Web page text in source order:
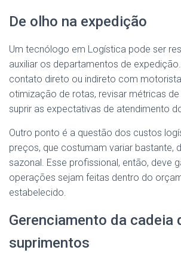
De olho na expedição
Um tecnólogo em Logística pode ser
auxiliar os departamentos de
contato direto ou indireto com
otimização de rotas, revisar métricas
suprir as expectativas de atendimento
Outro ponto é a questão dos custos
preços, que costumam variar bastante,
sazonal. Esse profissional, então, deve
operações sejam feitas dentro do
estabelecido.
Gerenciamento da cadeia
suprimentos